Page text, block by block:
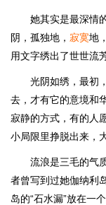
她其实是最深情
阴，孤独地， 寂寞地
用文字绣出了世世流
光阴如绣，最初
去，才有它的意境和
寂静的方式，有的人
小局限里挣脱出来，
流浪是三毛的气
者曾写到过她伽纳利
岛的“石水漏”放在一